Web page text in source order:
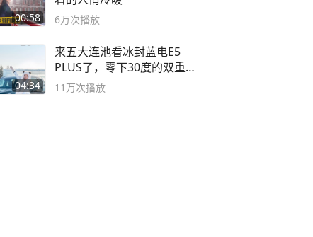
00:58 6万次播放
04:34
来五大连池看冰封蓝电E5
PLUS了，零下30度的双重冰
封40小时全录
11万次播放